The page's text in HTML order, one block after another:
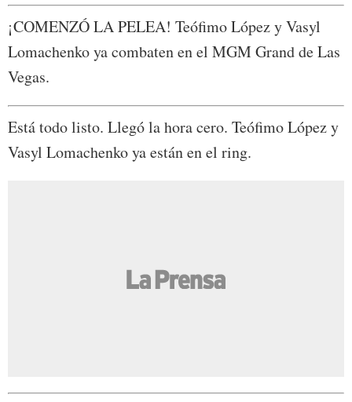
¡COMENZÓ LA PELEA! Teófimo López y Vasyl
Lomachenko ya combaten en el MGM Grand de Las
Vegas.
Está todo listo. Llegó la hora cero. Teófimo López y
Vasyl Lomachenko ya están en el ring.